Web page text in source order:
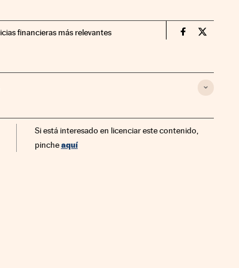
financieras más relevantes Companias
Si está interesado en licenciar este contenido,
pincheaquí